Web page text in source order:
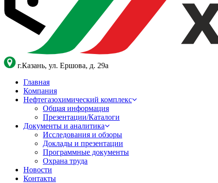
г.Казань, ул. Ершова, д. 29а
Главная
Компания
Нефтегазохимический комплекс
Общая информация
Презентации/Каталоги
Документы и аналитика
Исследования и обзоры
Доклады и презентации
Программные документы
Охрана труда
Новости
Контакты